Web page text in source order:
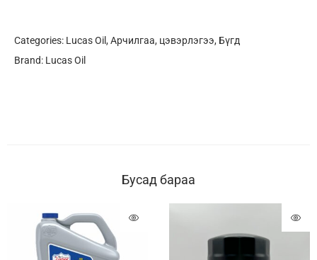
Categories: Lucas Oil, Арчилгаа, цэвэрлэгээ, Бүгд
Brand: Lucas Oil
Бусад бараа